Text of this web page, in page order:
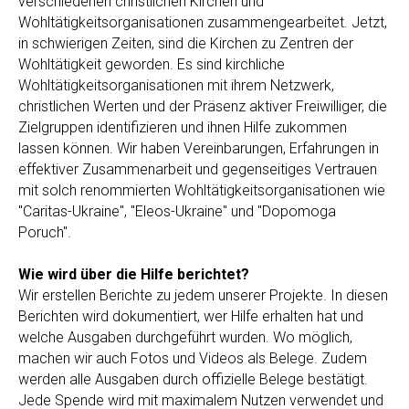
Wohltätigkeitsorganisationen zusammengearbeitet. Jetzt,
in schwierigen Zeiten, sind die Kirchen zu Zentren der
Wohltätigkeit geworden. Es sind kirchliche
Wohltätigkeitsorganisationen mit ihrem Netzwerk,
christlichen Werten und der Präsenz aktiver Freiwilliger, die
Zielgruppen identifizieren und ihnen Hilfe zukommen
lassen können. Wir haben Vereinbarungen, Erfahrungen in
effektiver Zusammenarbeit und gegenseitiges Vertrauen
mit solch renommierten Wohltätigkeitsorganisationen wie
"Caritas-Ukraine", "Eleos-Ukraine" und "Dopomoga
Poruch".
Wie wird über die Hilfe berichtet?
Wir erstellen Berichte zu jedem unserer Projekte. In diesen
Berichten wird dokumentiert, wer Hilfe erhalten hat und
welche Ausgaben durchgeführt wurden. Wo möglich,
machen wir auch Fotos und Videos als Belege. Zudem
werden alle Ausgaben durch offizielle Belege bestätigt.
Jede Spende wird mit maximalem Nutzen verwendet und